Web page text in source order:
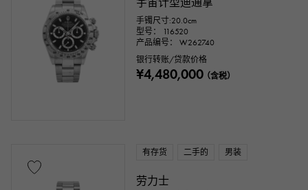
手镯尺寸:20.0cm
型号： 116520
产品编号： W262740
银行转账/贷款价格
¥4,480,000（含税）
有存货 二手的 男装
劳力士